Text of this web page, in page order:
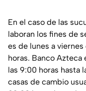
En el caso de las
laboran los fines de
es de lunes a
horas. Banco Azteca
las 9:00 horas hasta
casas de cambio